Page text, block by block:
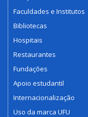
Faculdades e Institutos
Bibliotecas
Hospitais
Restaurantes
Fundações
Apoio estudantil
Internacionalização
Uso da marca UFU